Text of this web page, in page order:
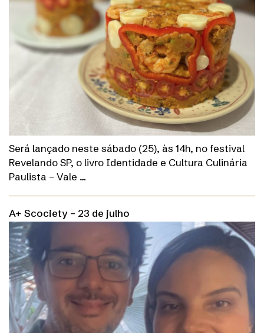
Será lançado neste sábado (25), às 14h, no festival
Revelando SP, o livro Identidade e Cultura Culinária
Paulista – Vale …
A+ Scociety – 23 de julho